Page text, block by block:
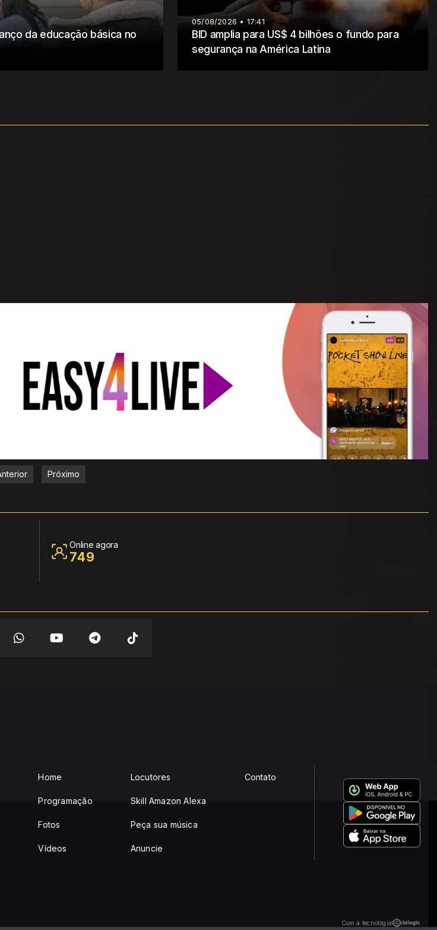
da educação básica no
05/08/2026 • 17:41
BID amplia para US$ 4 bilhões o fundo para
segurança na América Latina
Próximo
Online agora
749
Home
Programação
Fotos
Vídeos
Locutores
Skill Amazon Alexa
Peça sua música
Anuncie
Contato
Com a tecnologia